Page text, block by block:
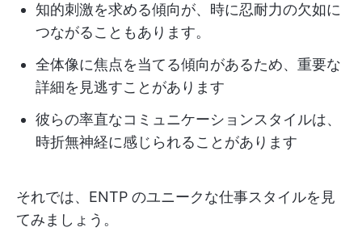
知的刺激を求める傾向が、時に忍耐力の欠如に
つながることもあります。
全体像に焦点を当てる傾向があるため、重要な
詳細を見逃すことがあります
彼らの率直なコミュニケーションスタイルは、
時折無神経に感じられることがあります
それでは、ENTP のユニークな仕事スタイルを見
てみましょう。